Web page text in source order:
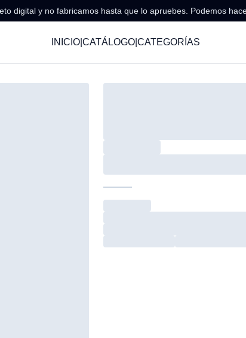
digital y no fabricamos hasta que lo apruebes. Podemos
INICIO| CATÁLOGO| CATEGORÍAS